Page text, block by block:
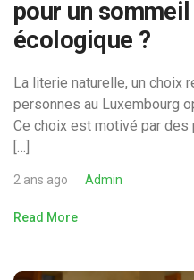
pour un
écologique ?
La literie naturelle, un choix
personnes au Luxembourg
Ce choix est motivé par
[…]
2 ans ago Admin
Read More